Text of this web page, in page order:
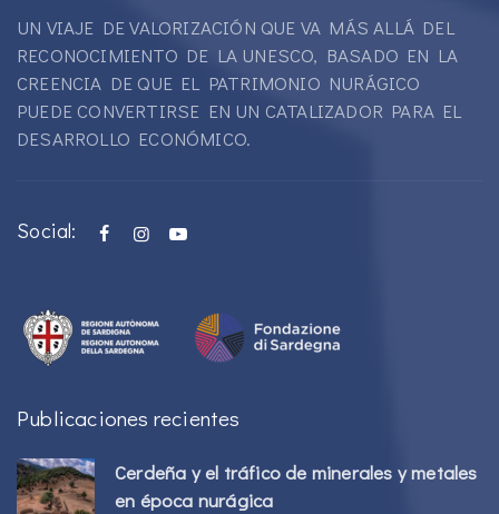
UN VIAJE DE VALORIZACIÓN QUE VA MÁS ALLÁ DEL
RECONOCIMIENTO DE LA UNESCO, BASADO EN LA
CREENCIA DE QUE EL PATRIMONIO NURÁGICO
PUEDE CONVERTIRSE EN UN CATALIZADOR PARA EL
DESARROLLO ECONÓMICO.
Social:
Publicaciones recientes
Cerdeña y el tráfico de minerales y metales
en época nurágica